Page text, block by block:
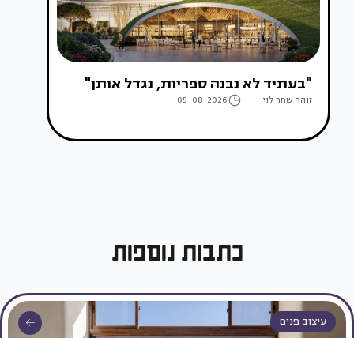
"בעתיד לא נבנה ספריות, נגדל אותן"
זוהר שחר לוי 05-08-2026
כתבות נוספות
עיצוב פנים